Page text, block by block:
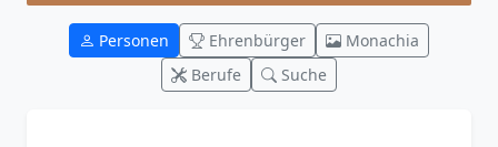
Personen Ehrenbürger
Monachia
Berufe
Suche